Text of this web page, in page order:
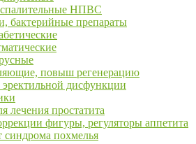
НПВС
бактерийные препараты
повыш регенерацию
эректильной дисфункции
лечения простатита
фигуры, регуляторы аппетита
синдрома похмелья